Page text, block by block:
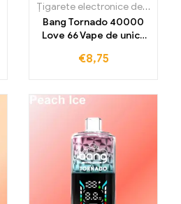
Țigarete electronice de unică folosință
Bang Tornado 40000
Love 66 Vape de unică
exotic de fructe cu
€8,75